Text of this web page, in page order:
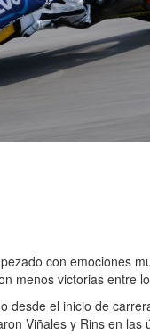
con emociones
menos victorias entre
desde el inicio de
Viñales y Rins en